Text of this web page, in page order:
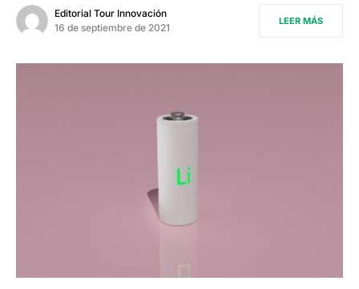
Editorial Tour Innovación
16 de septiembre de 2021
LEER MÁS